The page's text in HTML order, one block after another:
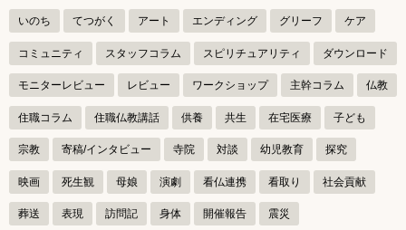
いのち てつがく アート エンディング グリーフ ケア
コミュニティ スタッフコラム スピリチュアリティ ダウンロード
モニターレビュー レビュー ワークショップ 主幹コラム 仏教
住職コラム 住職仏教講話 供養 共生 在宅医療 子ども
宗教 寄稿/インタビュー 寺院 対談 幼児教育 探究
映画 死生観 母娘 演劇 看仏連携 看取り 社会貢献
葬送 表現 訪問記 身体 開催報告 震災